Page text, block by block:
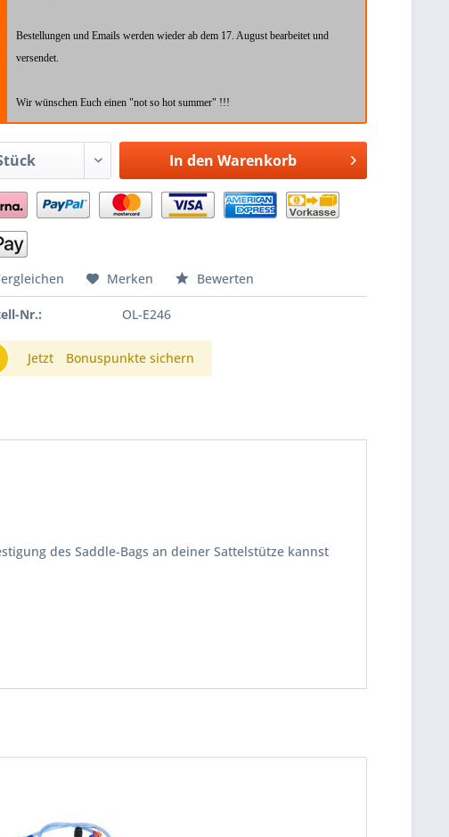
Bestellungen und Emails werden wieder ab dem 17. August bearbeitet und
versendet.
Wir wünschen Euch einen "not so hot summer" !!!
In den Warenkorb
Merken Bewerten
Nr.: OL-E246
Jetzt Bonuspunkte sichern
des Saddle-Bags an deiner Sattelstütze kannst